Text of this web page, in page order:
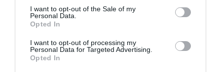
consent section.
I want to opt-out of the Sale of my
Personal Data.
Opted In
I want to opt-out of processing my
Personal Data for Targeted Advertising.
Opted In